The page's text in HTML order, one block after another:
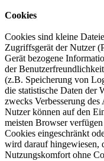
Cookies
Cookies sind kleine
Zugriffsgerät der Nutzer
Gerät bezogene
der
(z.B. Speicherung von
die statistische Daten der
zwecks Verbesserung
Nutzer können auf den
meisten Browser
Cookies eingeschränkt
wird darauf hingewiesen,
Nutzungskomfort ohne